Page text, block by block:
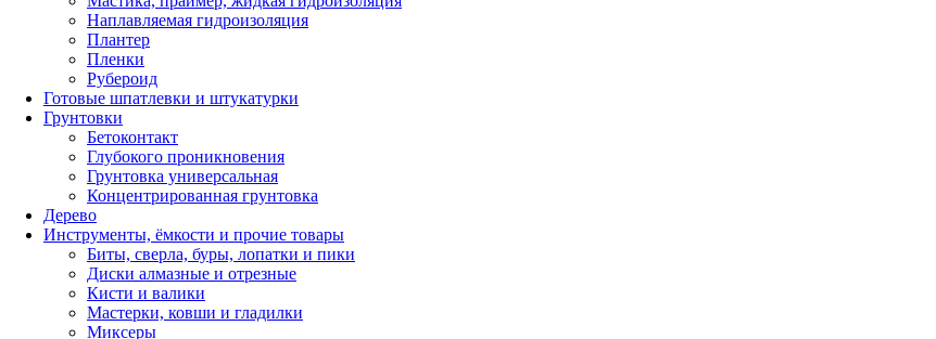
Наплавляемая гидроизоляция
Плантер
Пленки
Рубероид
Готовые шпатлевки и штукатурки
Грунтовки
Бетоконтакт
Глубокого проникновения
Грунтовка универсальная
Концентрированная грунтовка
Дерево
Инструменты, ёмкости и прочие товары
Биты, сверла, буры, лопатки и пики
Диски алмазные и отрезные
Кисти и валики
Мастерки, ковши и гладилки
Миксеры